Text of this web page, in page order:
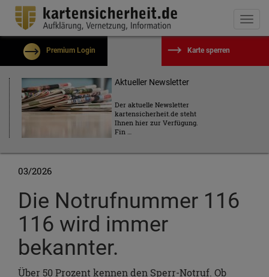
Premium Login
Eingeloggt bleiben?
Passwort vergessen?
Kostenlos registrieren
Einloggen
Karte sperren
Aktueller Newsletter
Der aktuelle Newsletter
kartensicherheit.de steht
Ihnen hier zur Verfügung.
Fin …
03/2026
Die Notrufnummer 116
116 wird immer
bekannter.
Über 50 Prozent kennen den Sperr-Notruf. Ob